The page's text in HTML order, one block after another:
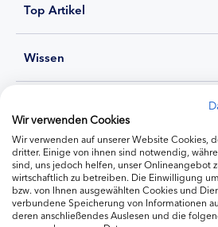
Top Artikel
Wissen
Ernährung
Produkte
Wir verwenden Cookies
Wir verwenden auf unserer Website Cookies,
dritter. Einige von ihnen sind notwendig,
sind, uns jedoch helfen, unser Onlineangebot
wirtschaftlich zu betreiben. Die Einwilligung
bzw. von Ihnen ausgewählten Cookies und
verbundene Speicherung von Informationen
deren anschließendes Auslesen und die